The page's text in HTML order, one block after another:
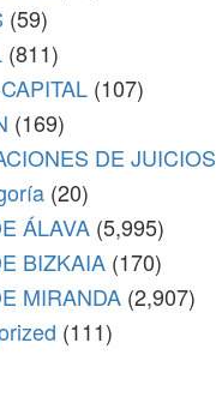
(59)
(811)
(107)
(169)
DE JUICIOS
(20)
ÁLAVA (5,995)
BIZKAIA (170)
MIRANDA (2,907)
(111)